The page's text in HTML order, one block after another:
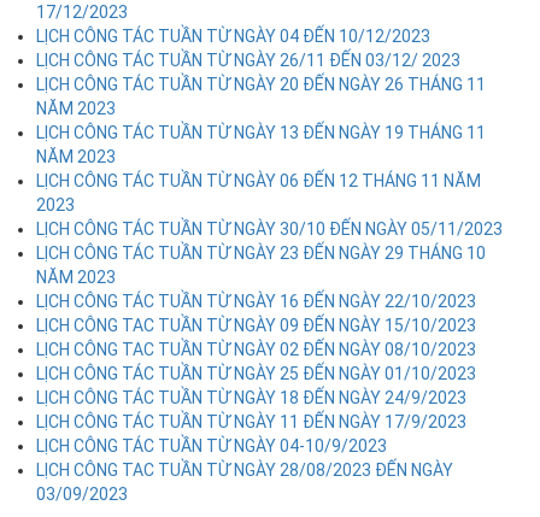
17/12/2023
LỊCH CÔNG TÁC TUẦN TỪ NGÀY 04 ĐẾN 10/12/2023
LỊCH CÔNG TÁC TUẦN TỪ NGÀY 26/11 ĐẾN 03/12/ 2023
LỊCH CÔNG TÁC TUẦN TỪ NGÀY 20 ĐẾN NGÀY 26 THÁNG 11
NĂM 2023
LỊCH CÔNG TÁC TUẦN TỪ NGÀY 13 ĐẾN NGÀY 19 THÁNG 11
NĂM 2023
LỊCH CÔNG TÁC TUẦN TỪ NGÀY 06 ĐẾN 12 THÁNG 11 NĂM
2023
LỊCH CÔNG TÁC TUẦN TỪ NGÀY 30/10 ĐẾN NGÀY 05/11/2023
LỊCH CÔNG TÁC TUẦN TỪ NGÀY 23 ĐẾN NGÀY 29 THÁNG 10
NĂM 2023
LỊCH CÔNG TÁC TUẦN TỪ NGÀY 16 ĐẾN NGÀY 22/10/2023
LỊCH CÔNG TAC TUẦN TỪ NGÀY 09 ĐẾN NGÀY 15/10/2023
LỊCH CÔNG TAC TUẦN TỪ NGÀY 02 ĐẾN NGÀY 08/10/2023
LỊCH CÔNG TÁC TUẦN TỪ NGÀY 25 ĐẾN NGÀY 01/10/2023
LỊCH CÔNG TÁC TUẦN TỪ NGÀY 18 ĐẾN NGÀY 24/9/2023
LỊCH CÔNG TÁC TUẦN TỪ NGÀY 11 ĐẾN NGÀY 17/9/2023
LỊCH CÔNG TÁC TUẦN TỪ NGÀY 04-10/9/2023
LỊCH CÔNG TAC TUẦN TỪ NGÀY 28/08/2023 ĐẾN NGÀY
03/09/2023